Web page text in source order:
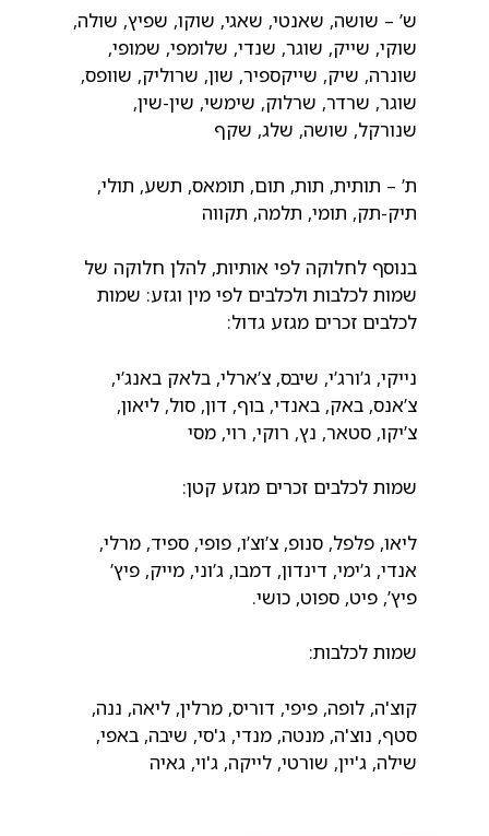
ש’ – שושה, שאנטי, שאגי, שוקו, שפיץ, שולה,
שוקי, שייק, שוגר, שנדי, שלומפי, שמופי,
שונרה, שיק, שייקספיר, שון, שרוליק, שוופס,
שוגר, שרדר, שרלוק, שימשי, שין-שין,
שנורקל, שושה, שלג, שקף
ת’ – תותית, תות, תום, תומאס, תשע, תולי,
תיק-תק, תומי, תלמה, תקווה
בנוסף לחלוקה לפי אותיות, להלן חלוקה של
שמות לכלבות ולכלבים לפי מין וגזע: שמות
לכלבים זכרים מגזע גדול:
נייקי, ג’ורג’י, שיבס, צ’ארלי, בלאק באנג’י,
צ’אנס, באק, באנדי, בוף, דון, סול, ליאון,
צ’יקו, סטאר, נץ, רוקי, רוי, מסי
שמות לכלבים זכרים מגזע קטן:
ליאו, פלפל, סנופ, צ’וצ’ו, פופי, ספיד, מרלי,
אנדי, ג’ימי, דינדון, דמבו, ג’וני, מייק, פיץ’
פיץ’, פיט, ספוט, כושי.
שמות לכלבות:
קוצ'ה, לופה, פיפי, דוריס, מרלין, ליאה, ננה,
סטף, נוצ'ה, מנטה, מנדי, ג'סי, שיבה, באפי,
שילה, ג'יין, שורטי, לייקה, ג'וי, גאיה